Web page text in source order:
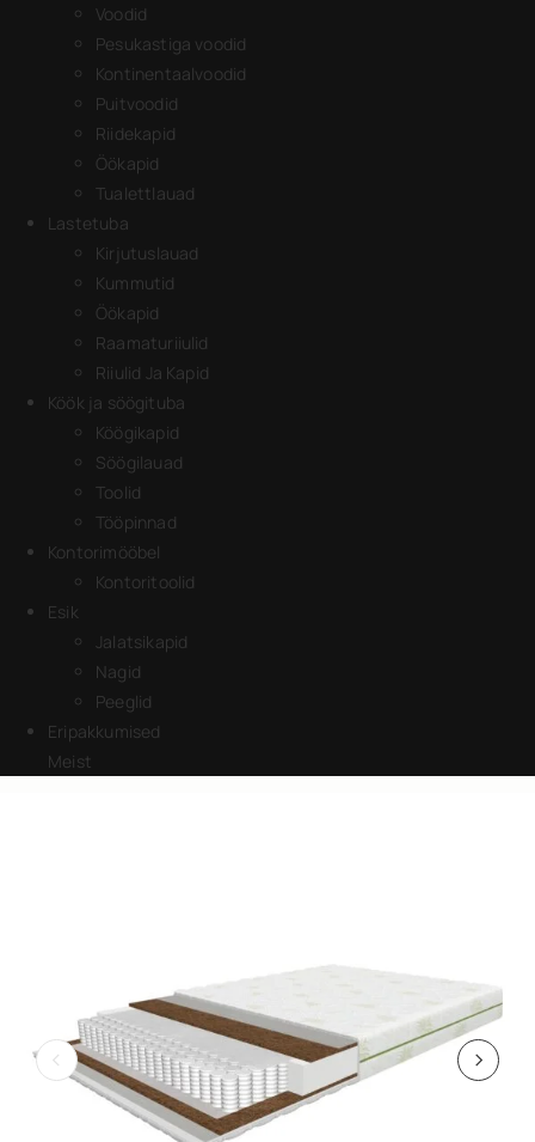
Voodid
Pesukastiga voodid
Kontinentaalvoodid
Puitvoodid
Riidekapid
Öökapid
Tualettlauad
Lastetuba
Kirjutuslauad
Kummutid
Öökapid
Raamaturiiulid
Riiulid Ja Kapid
Köök ja söögituba
Köögikapid
Söögilauad
Toolid
Tööpinnad
Kontorimööbel
Kontoritoolid
Esik
Jalatsikapid
Nagid
Peeglid
Eripakkumised
Meist